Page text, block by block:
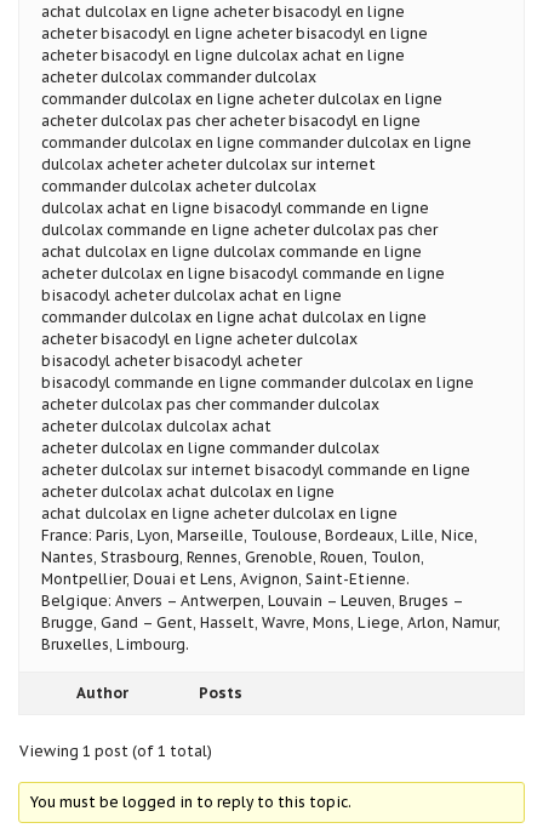
achat dulcolax en ligne acheter bisacodyl en ligne
acheter bisacodyl en ligne acheter bisacodyl en ligne
acheter bisacodyl en ligne dulcolax achat en ligne
acheter dulcolax commander dulcolax
commander dulcolax en ligne acheter dulcolax en ligne
acheter dulcolax pas cher acheter bisacodyl en ligne
commander dulcolax en ligne commander dulcolax en ligne
dulcolax acheter acheter dulcolax sur internet
commander dulcolax acheter dulcolax
dulcolax achat en ligne bisacodyl commande en ligne
dulcolax commande en ligne acheter dulcolax pas cher
achat dulcolax en ligne dulcolax commande en ligne
acheter dulcolax en ligne bisacodyl commande en ligne
bisacodyl acheter dulcolax achat en ligne
commander dulcolax en ligne achat dulcolax en ligne
acheter bisacodyl en ligne acheter dulcolax
bisacodyl acheter bisacodyl acheter
bisacodyl commande en ligne commander dulcolax en ligne
acheter dulcolax pas cher commander dulcolax
acheter dulcolax dulcolax achat
acheter dulcolax en ligne commander dulcolax
acheter dulcolax sur internet bisacodyl commande en ligne
acheter dulcolax achat dulcolax en ligne
achat dulcolax en ligne acheter dulcolax en ligne
France: Paris, Lyon, Marseille, Toulouse, Bordeaux, Lille, Nice,
Nantes, Strasbourg, Rennes, Grenoble, Rouen, Toulon,
Montpellier, Douai et Lens, Avignon, Saint-Etienne.
Belgique: Anvers – Antwerpen, Louvain – Leuven, Bruges –
Brugge, Gand – Gent, Hasselt, Wavre, Mons, Liege, Arlon, Namur,
Bruxelles, Limbourg.
Author Posts
Viewing 1 post (of 1 total)
You must be logged in to reply to this topic.